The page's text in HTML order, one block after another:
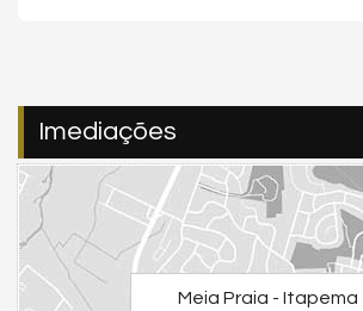
*Disponibilidade, valores e condições
poderão sofrer alterações sem prévio
Imediações
Meia Praia - Itapema